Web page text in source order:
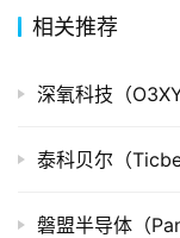
并
组
公
上
相关推荐
深氧科技（
泰科贝尔（
磐盟半导体（